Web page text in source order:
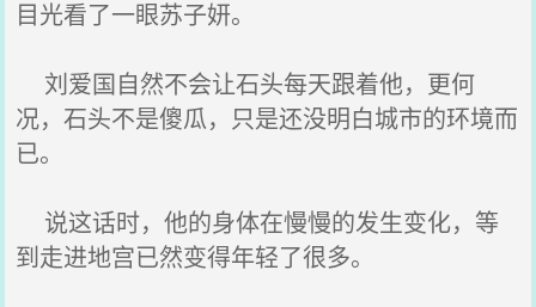
目光看了一眼苏子妍。
刘爱国自然不会让石头每天跟着他，更何
况，石头不是傻瓜，只是还没明白城市的环境而
已。
说这话时，他的身体在慢慢的发生变化，等
到走进地宫已然变得年轻了很多。